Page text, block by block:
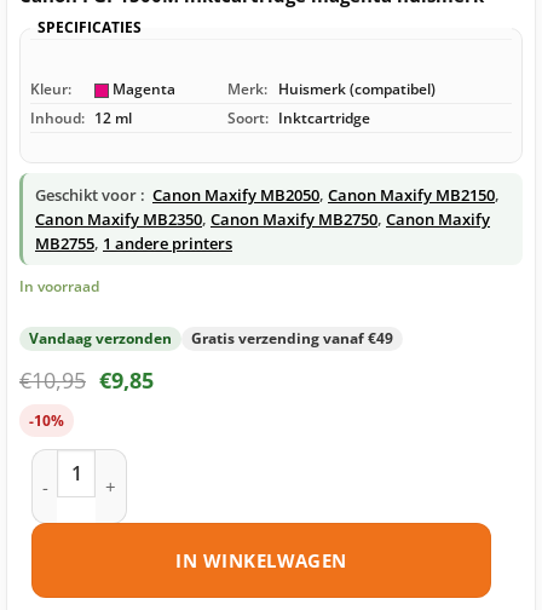
SPECIFICATIES
Kleur: Magenta Merk: Huismerk (compatibel)
Inhoud: 12 ml Soort: Inktcartridge
Geschikt voor : Canon Maxify MB2050, Canon Maxify MB2150,
Canon Maxify MB2350, Canon Maxify MB2750, Canon Maxify
MB2755, 1 andere printers
In voorraad
Vandaag verzonden Gratis verzending vanaf €49
€10,95 €9,85
-10%
Canon PGI-1500M inktcartridge magenta huismerk aantal
IN WINKELWAGEN